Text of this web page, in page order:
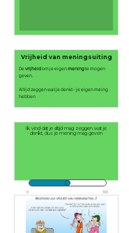
Vrijheid van meningsuiting
Devrijheid om je eigenmeningte mogen
geven.
Altijd zeggen wat je denkt - je eigen meing
hebben
Ik vind dat je altijd mag zeggen wat je
denkt, dus je mening mag geven
0 100